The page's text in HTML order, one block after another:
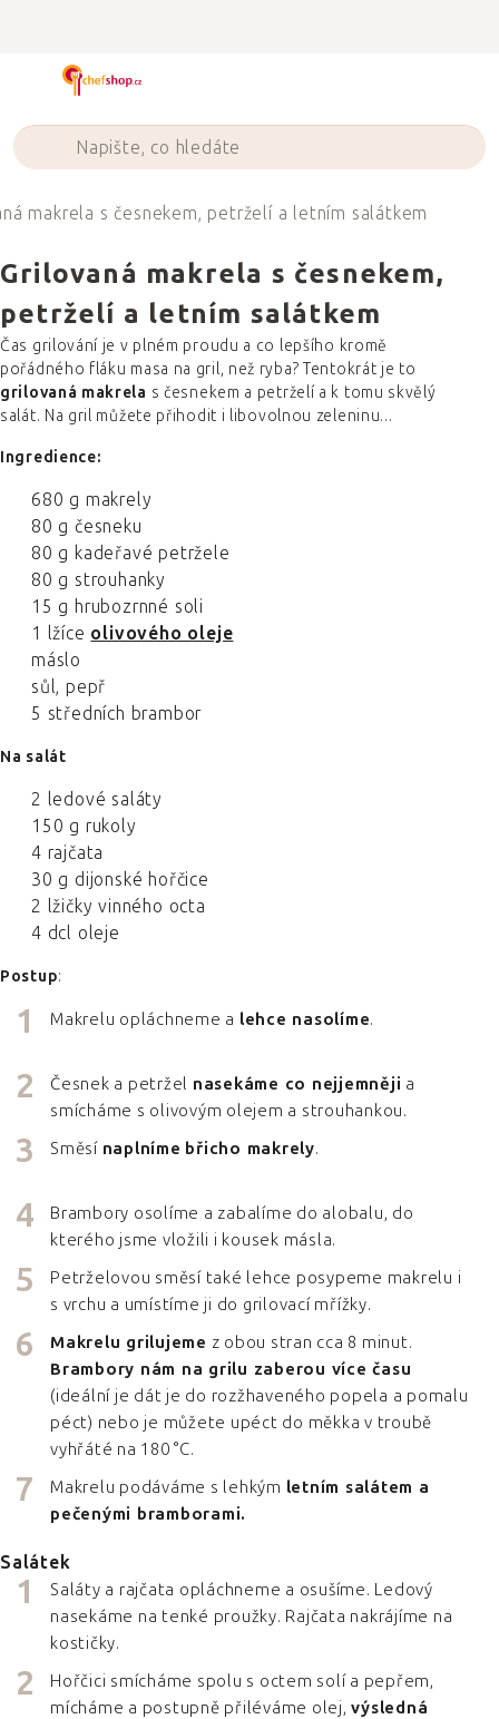
makrela s česnekem, petrželí a letním salátkem
Grilovaná makrela s česnekem,
petrželí a letním salátkem
Čas grilování je v plném proudu a co lepšího kromě
pořádného fláku masa na gril, než ryba? Tentokrát je to
grilovaná makrela s česnekem a petrželí a k tomu skvělý
salát. Na gril můžete přihodit i libovolnou zeleninu...
Ingredience:
680 g makrely
80 g česneku
80 g kadeřavé petržele
80 g strouhanky
15 g hrubozrnné soli
1 lžíce olivového oleje
máslo
sůl, pepř
5 středních brambor
Na salát
2 ledové saláty
150 g rukoly
4 rajčata
30 g dijonské hořčice
2 lžičky vinného octa
4 dcl oleje
Postup:
Makrelu opláchneme a lehce nasolíme.
Česnek a petržel nasekáme co nejjemněji a
smícháme s olivovým olejem a strouhankou.
Směsí naplníme břicho makrely.
Brambory osolíme a zabalíme do alobalu, do
kterého jsme vložili i kousek másla.
Petrželovou směsí také lehce posypeme makrelu i
s vrchu a umístíme ji do grilovací mřížky.
Makrelu grilujeme z obou stran cca 8 minut.
Brambory nám na grilu zaberou více času
(ideální je dát je do rozžhaveného popela a pomalu
péct) nebo je můžete upéct do měkka v troubě
vyhřáté na 180 °C.
Makrelu podáváme s lehkým letním salátem a
pečenými bramborami.
Salátek
Saláty a rajčata opláchneme a osušíme. Ledový
nasekáme na tenké proužky. Rajčata nakrájíme na
kostičky.
Hořčici smícháme spolu s octem solí a pepřem,
mícháme a postupně přiléváme olej,výsledná